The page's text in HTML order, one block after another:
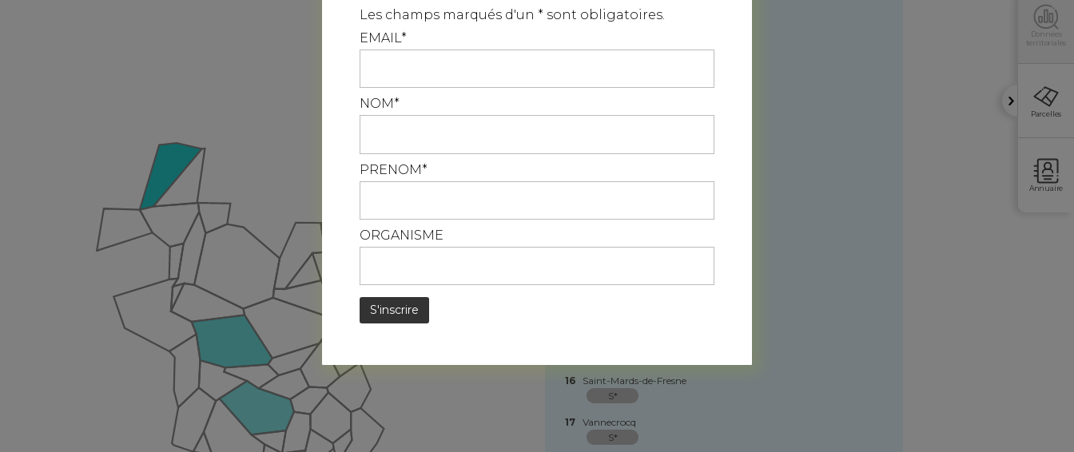
La Poterie-Mathieu
S*
8
Saint-Étienne-l'Allier
9
Saint-Sylvestre-de-Cormeilles
16
Saint-Mards-de-Fresne
S*
17 Vannecrocq
S*
Données
territoriales
Parcelles
Annuaire
devez accepter pour continuer
Les champs marqués d'un * sont obligatoires.
EMAIL*
NOM*
PRENOM*
ORGANISME